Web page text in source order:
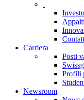
Appalti
Carriera
Posti
Profili
Newsroom